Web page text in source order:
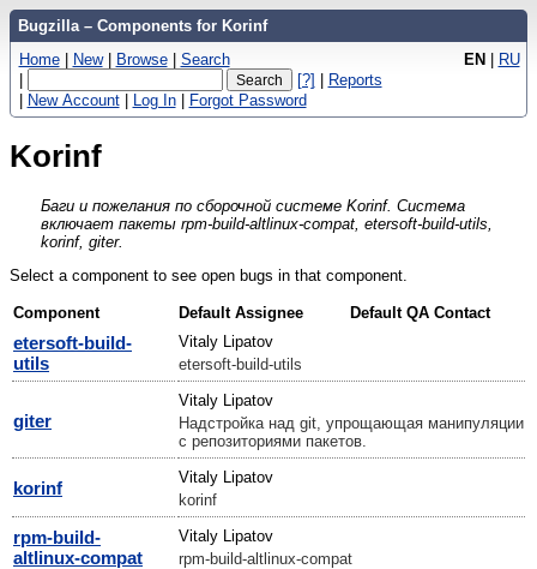
Bugzilla – Components for Korinf
EN | RU
Home | New | Browse | Search
|
[?] | Reports
| New Account | Log In | Forgot Password
Korinf
Баги и пожелания по сборочной системе Korinf. Система
включает пакеты rpm-build-altlinux-compat, etersoft-build-utils,
korinf, giter.
Select a component to see open bugs in that component.
Component Default Assignee Default QA Contact
etersoft-build-
utils
Vitaly Lipatov
etersoft-build-utils
giter
Vitaly Lipatov
Надстройка над git, упрощающая манипуляции
с репозиториями пакетов.
korinf
Vitaly Lipatov
korinf
rpm-build-
altlinux-compat
Vitaly Lipatov
rpm-build-altlinux-compat